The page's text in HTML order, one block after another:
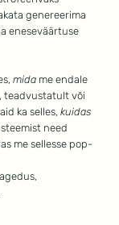
genereerima
eneseväärtuse
mida me endale
teadvustatult või
ka selles, kuidas
need
me sellesse pop-